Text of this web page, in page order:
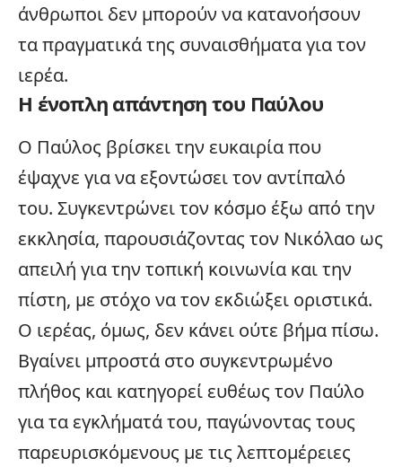
άνθρωποι δεν μπορούν να κατανοήσουν
τα πραγματικά της συναισθήματα για τον
ιερέα.
Η ένοπλη απάντηση του Παύλου
Ο Παύλος βρίσκει την ευκαιρία που
έψαχνε για να εξοντώσει τον αντίπαλό
του. Συγκεντρώνει τον κόσμο έξω από την
εκκλησία, παρουσιάζοντας τον Νικόλαο ως
απειλή για την τοπική κοινωνία και την
πίστη, με στόχο να τον εκδιώξει οριστικά.
Ο ιερέας, όμως, δεν κάνει ούτε βήμα πίσω.
Βγαίνει μπροστά στο συγκεντρωμένο
πλήθος και κατηγορεί ευθέως τον Παύλο
για τα εγκλήματά του, παγώνοντας τους
παρευρισκόμενους με τις λεπτομέρειες